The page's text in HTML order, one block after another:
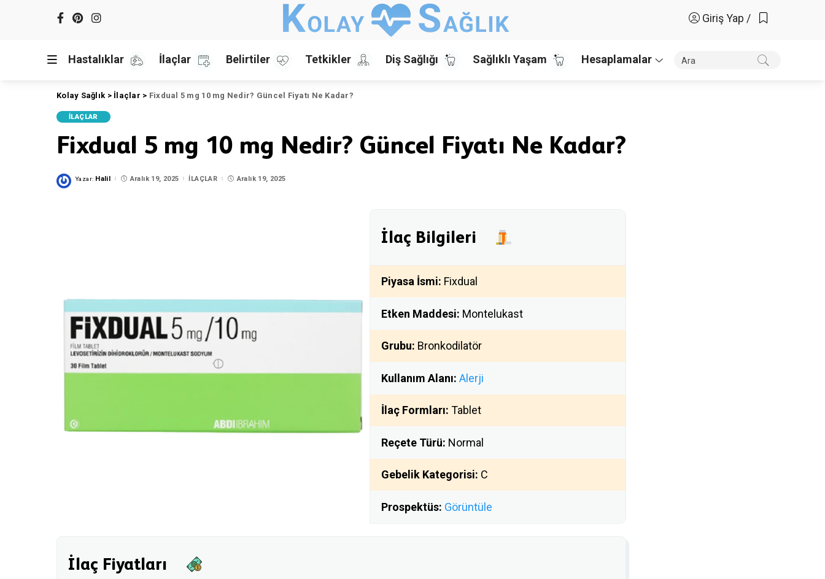
Giriş Yap /
Hastalıklar İlaçlar Belirtiler Tetkikler Diş Sağlığı Sağlıklı Yaşam Hesaplamalar
Kolay Sağlık> İlaçlar > Fixdual 5 mg 10 mg Nedir? Güncel Fiyatı Ne Kadar?
İLAÇLAR
Fixdual 5 mg 10 mg Nedir? Güncel Fiyatı Ne Kadar?
Posted
Yazar: Halil Aralık 19, 2025 İLAÇLAR Aralık 19, 2025
İlaç Bilgileri
Piyasa İsmi: Fixdual
Etken Maddesi: Montelukast
Grubu: Bronkodilatör
Kullanım Alanı: Alerji
İlaç Formları: Tablet
Reçete Türü: Normal
Gebelik Kategorisi: C
Prospektüs: Görüntüle
İlaç Fiyatları